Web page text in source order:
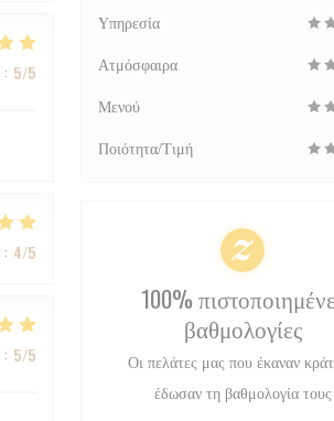
: 5/5
: 4/5
: 5/5
Υπηρεσία
Ατμόσφαιρα
Μενού
Ποιότητα/Τιμή
100%
βαθμολογίες
Οι πελάτες μας που έκαναν
έδωσαν τη βαθμολογία τους